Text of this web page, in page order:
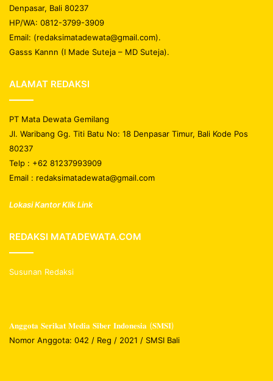
Denpasar, Bali 80237
HP/WA: 0812-3799-3909
Email: (redaksimatadewata@gmail.com).
Gasss Kannn (I Made Suteja – MD Suteja).
ALAMAT REDAKSI
PT Mata Dewata Gemilang
Jl. Waribang Gg. Titi Batu No: 18 Denpasar Timur, Bali Kode Pos
80237
Telp : +62 81237993909
Email : redaksimatadewata@gmail.com
Lokasi Kantor Klik Link
REDAKSI MATADEWATA.COM
Susunan Redaksi
𝐀𝐧𝐠𝐠𝐨𝐭𝐚 𝐒𝐞𝐫𝐢𝐤𝐚𝐭 𝐌𝐞𝐝𝐢𝐚 𝐒𝐢𝐛𝐞𝐫 𝐈𝐧𝐝𝐨𝐧𝐞𝐬𝐢𝐚 (𝐒𝐌𝐒𝐈)
Nomor Anggota: 042 / Reg / 2021 / SMSI Bali